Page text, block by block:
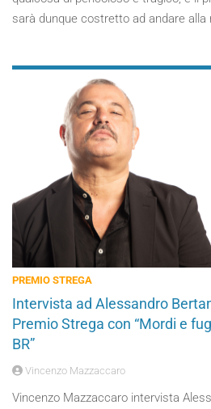
sarà dunque costretto ad andare
PREMIO STREGA
Intervista ad Alessandro
Premio Strega con “Mordi e
BR”
Vincenzo Mazzaccaro
Vincenzo Mazzaccaro intervista